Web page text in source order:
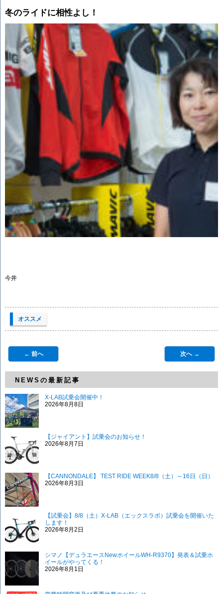
冬のライドに相性よし！
今井
オススメ
← 前へ 次へ →
NEWSの最新記事
X-LAB試乗会開催中！
2026年8月8日
【ジャイアント】試乗会のお知らせ！
2026年8月7日
【CANNONDALE】 TEST RIDE WEEK8/8（土）～16日（日）
2026年8月3日
【試乗会】8/8（土）X-LAB（エックスラボ）試乗会を開催いた
します！
2026年8月2日
シマノ【デュラエースNewホイールWH-R9370】発表＆試乗ホ
イールがやってくる！
2026年8月1日